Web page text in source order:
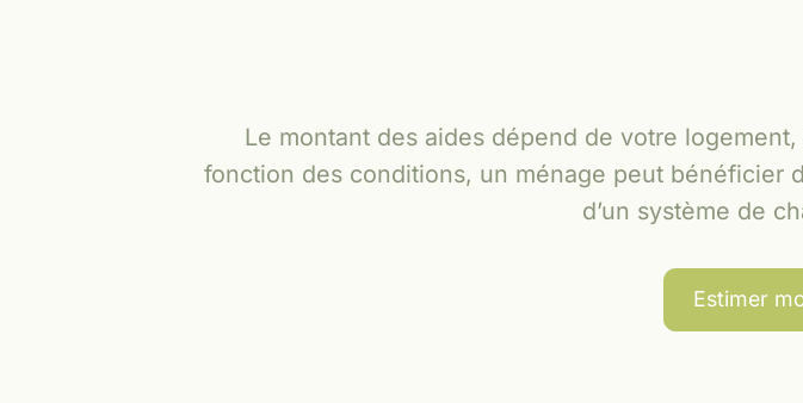
Le montant des aides dépend de votre
fonction des conditions, un ménage peut bénéficier
d’un système de
Estimer